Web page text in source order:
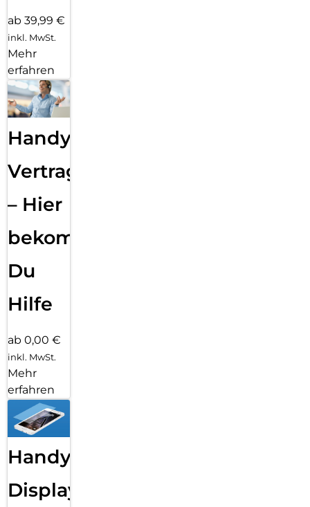
ab 39,99 €
inkl. MwSt.
Mehr
erfahren
Handy
Vertragsabwicklung
– Hier
bekommst
Du
Hilfe
ab 0,00 €
inkl. MwSt.
Mehr
erfahren
Handy
Displayfolie